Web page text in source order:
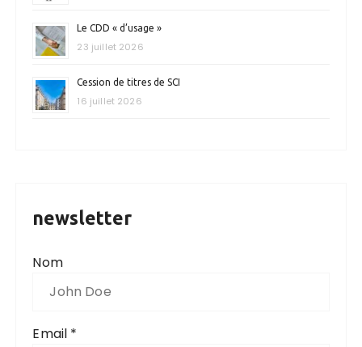
Le CDD « d’usage »
23 juillet 2026
Cession de titres de SCI
16 juillet 2026
newsletter
Nom
Email *